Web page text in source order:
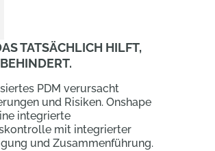
TATSÄCHLICH HILFT,
PDM verursacht
und Risiken. Onshape
integrierte
mit integrierter
und Zusammenführung.